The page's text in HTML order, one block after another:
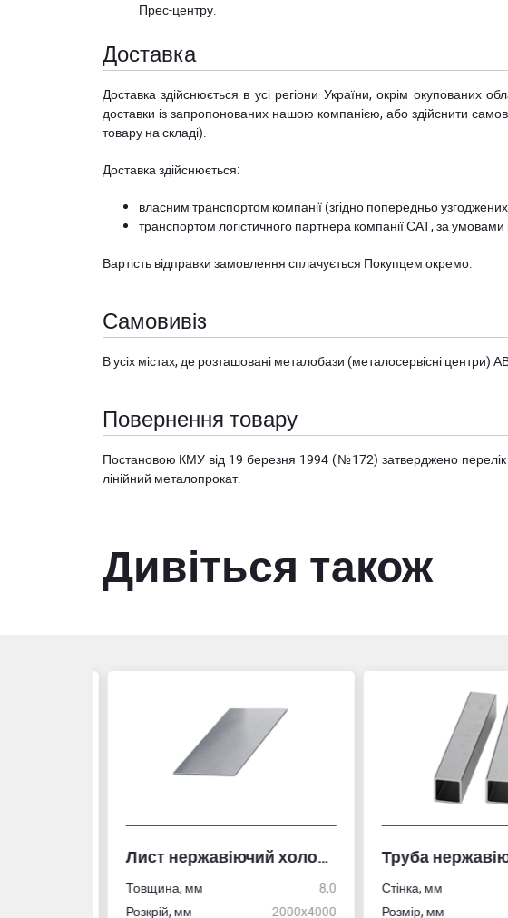
Прес-центру.
Доставка
Доставка здійснюється в усі регіони України, окрім окупованих
доставки із запропонованих нашою компанією, або здійснити
товару на складі).
Доставка здійснюється:
власним транспортом компанії (згідно попередньо узгоджених
транспортом логістичного партнера компанії САТ, за
Вартість відправки замовлення сплачується Покупцем окремо.
Самовивіз
В усіх містах, де розташовані металобази (металосервісні центри)
Повернення товару
Постановою КМУ від 19 березня 1994 (№172) затверджено
лінійний металопрокат.
Дивіться також
Лист нержавіючий холоднокатаний
Товщина, мм
8,0
Розкрій, мм
2000x4000
Стінка, мм
Розмір, мм